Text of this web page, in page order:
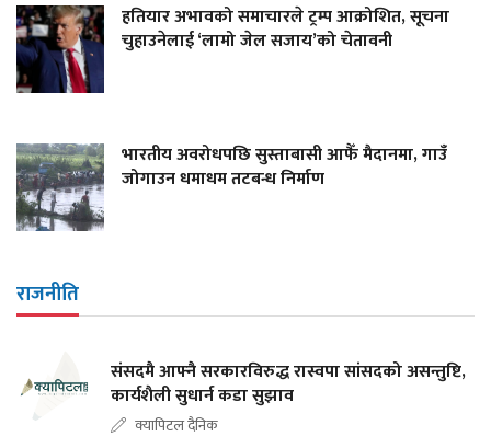
हतियार अभावको समाचारले ट्रम्प आक्रोशित, सूचना
चुहाउनेलाई ‘लामो जेल सजाय’को चेतावनी
भारतीय अवरोधपछि सुस्ताबासी आफैँ मैदानमा, गाउँ
जोगाउन धमाधम तटबन्ध निर्माण
राजनीति
संसदमै आफ्नै सरकारविरुद्ध रास्वपा सांसदको असन्तुष्टि,
कार्यशैली सुधार्न कडा सुझाव
क्यापिटल दैनिक